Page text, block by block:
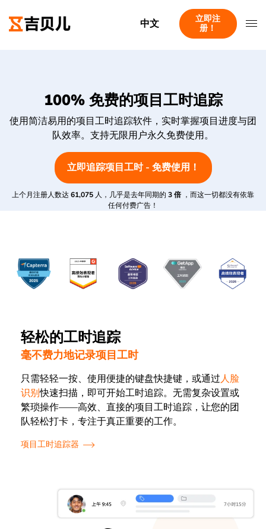
中文
立即注
册！
100% 免费的项目工时追踪
使用简洁易用的项目工时追踪软件，实时掌握项目进度与团
队效率。支持无限用户永久免费使用。
立即追踪项目工时 - 免费使用！
上个月注册人数达61,075 人，几乎是去年同期的 3 倍 ，而这一切都没有依靠
任何付费广告！
轻松的工时追踪
毫不费力地记录项目工时
只需轻轻一按、使用便捷的键盘快捷键，或通过人脸
识别快速扫描，即可开始工时追踪。无需复杂设置或
繁琐操作——高效、直接的项目工时追踪，让您的团
队轻松打卡，专注于真正重要的工作。
项目工时追踪器